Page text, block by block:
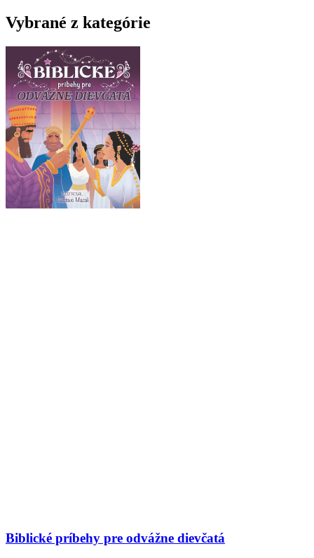
Vybrané z kategórie
Biblické príbehy pre odvážne dievčatá